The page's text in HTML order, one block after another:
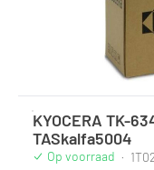
KYOCERA TK-
TASkalfa5004
Op voorraad ·